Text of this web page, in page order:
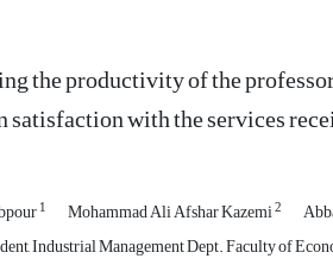
the productivity of the
satisfaction with the services
1 Mohammad Ali Afshar Kazemi2
Industrial Management Dept. Faculty of